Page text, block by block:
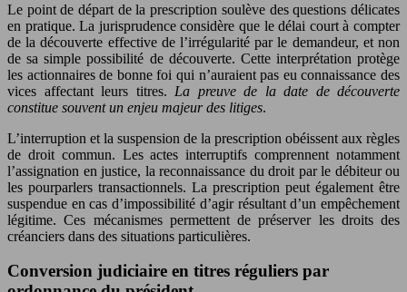
Le point de départ de la prescription soulève des questions délicates
en pratique. La jurisprudence considère que le délai court à compter
de la découverte effective de l’irrégularité par le demandeur, et non
de sa simple possibilité de découverte. Cette interprétation protège
les actionnaires de bonne foi qui n’auraient pas eu connaissance des
vices affectant leurs titres. La preuve de la date de découverte
constitue souvent un enjeu majeur des litiges.
L’interruption et la suspension de la prescription obéissent aux règles
de droit commun. Les actes interruptifs comprennent notamment
l’assignation en justice, la reconnaissance du droit par le débiteur ou
les pourparlers transactionnels. La prescription peut également être
suspendue en cas d’impossibilité d’agir résultant d’un empêchement
légitime. Ces mécanismes permettent de préserver les droits des
créanciers dans des situations particulières.
Conversion judiciaire en titres réguliers par